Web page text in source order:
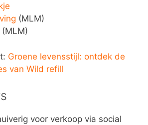
(MLM)
(MLM)
Groene levensstijl: ontdek de
van Wild refill
voor verkoop via social